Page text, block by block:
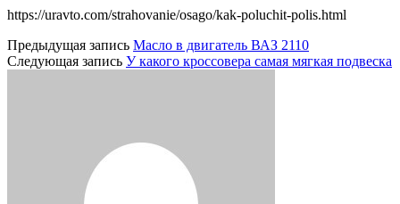
https://uravto.com/strahovanie/osago/kak-poluchit-polis.html
Предыдущая запись Масло в двигатель ВАЗ 2110
Следующая запись У какого кроссовера самая мягкая подвеска